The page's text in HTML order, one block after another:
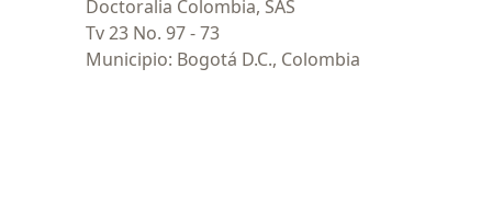
Doctoralia Colombia, SAS
Tv 23 No. 97 - 73
Municipio: Bogotá D.C., Colombia